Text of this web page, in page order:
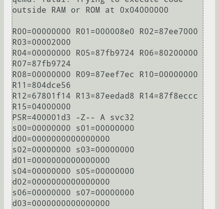
outside RAM or ROM at 0x04000000
R00=00000000 R01=000008e0 R02=87ee7000
R03=00002000
R04=00000000 R05=87fb9724 R06=80200000
R07=87fb9724
R08=00000000 R09=87eef7ec R10=00000000
R11=804dce56
R12=67801f14 R13=87eedad8 R14=87f8eccc
R15=04000000
PSR=400001d3 -Z-- A svc32
s00=00000000 s01=00000000
d00=0000000000000000
s02=00000000 s03=00000000
d01=0000000000000000
s04=00000000 s05=00000000
d02=0000000000000000
s06=00000000 s07=00000000
d03=0000000000000000